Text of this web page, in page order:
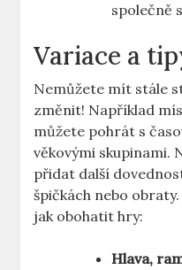
společně
Variace a
Nemůžete mít stále
změnit! Například
můžete pohrát s
věkovými skupinami.
přidat další
špičkách nebo
jak obohatit hry:
Hlava,